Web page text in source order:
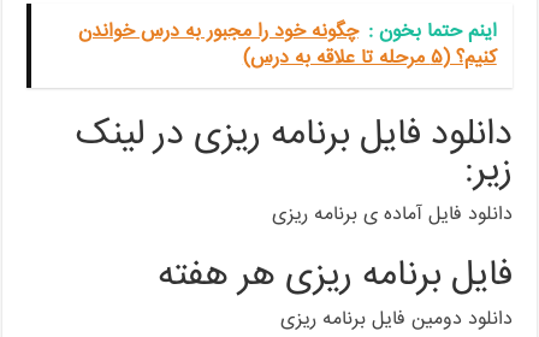
اینم حتما بخون‌ : چگونه خود را مجبور به درس خواندن
کنیم؟ (۵ مرحله تا علاقه به درس)
دانلود فایل برنامه ریزی در لینک
زیر:
دانلود فایل آماده ی برنامه ریزی
فایل برنامه ریزی هر هفته
دانلود دومین فایل برنامه ریزی